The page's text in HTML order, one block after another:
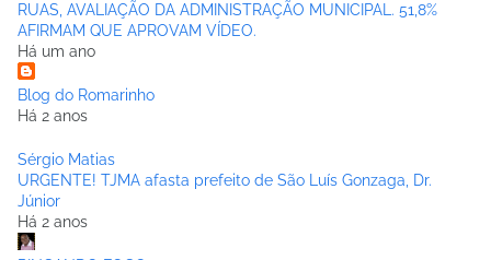
RUAS, AVALIAÇÃO DA ADMINISTRAÇÃO MUNICIPAL. 51,8%
AFIRMAM QUE APROVAM VÍDEO.
Há um ano
Blog do Romarinho
Há 2 anos
Sérgio Matias
URGENTE! TJMA afasta prefeito de São Luís Gonzaga, Dr.
Júnior
Há 2 anos